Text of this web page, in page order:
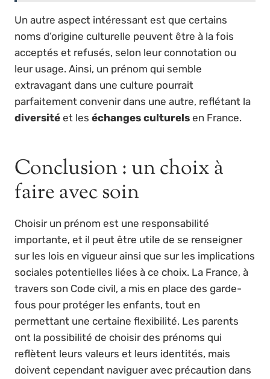
Un autre aspect intéressant est que certains
noms d’origine culturelle peuvent être à la fois
acceptés et refusés, selon leur connotation ou
leur usage. Ainsi, un prénom qui semble
extravagant dans une culture pourrait
parfaitement convenir dans une autre, reflétant la
diversité et les échanges culturels en France.
Conclusion : un choix à
faire avec soin
Choisir un prénom est une responsabilité
importante, et il peut être utile de se renseigner
sur les lois en vigueur ainsi que sur les implications
sociales potentielles liées à ce choix. La France, à
travers son Code civil, a mis en place des garde-
fous pour protéger les enfants, tout en
permettant une certaine flexibilité. Les parents
ont la possibilité de choisir des prénoms qui
reflètent leurs valeurs et leurs identités, mais
doivent cependant naviguer avec précaution dans